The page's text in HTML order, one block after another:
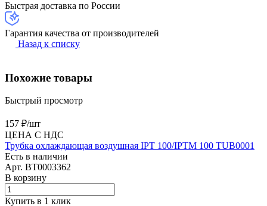
Быстрая доставка по России
Гарантия качества от производителей
Назад к списку
Похожие товары
Быстрый просмотр
157 ₽/шт
ЦЕНА С НДС
Трубка охлаждающая воздушная IPT 100/IPTM 100 TUB0001
Есть в наличии
Арт. BT0003362
В корзину
Купить в 1 клик